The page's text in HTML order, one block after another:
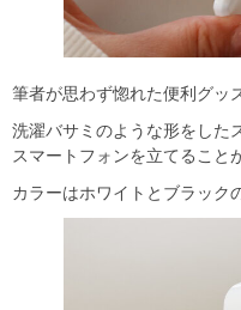
筆者が思わず惚れた便利グッ
洗濯バサミのような形をした
スマートフォンを立てること
カラーはホワイトとブラック